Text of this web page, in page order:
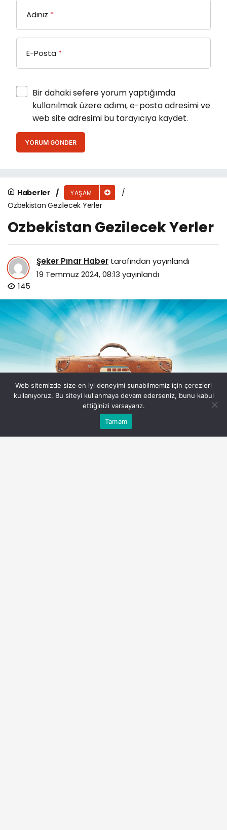
Adınız *
E-Posta *
Bir dahaki sefere yorum yaptığımda
kullanılmak üzere adımı, e-posta adresimi ve
web site adresimi bu tarayıcıya kaydet.
YORUM GÖNDER
Haberler YAŞAM
Ozbekistan Gezilecek Yerler
Ozbekistan Gezilecek Yerler
Şeker Pınar Haber tarafından yayınlandı
19 Temmuz 2024, 08:13 yayınlandı
145
Ozbekistan Gezilecek Yerler
Bu web sitesinde en iyi deneyimi yaşamanızı sağlamak
için çerezler kullanılmaktadır.
Eczaneler
Web sitemizde size en iyi deneyimi sunabilmemiz için çerezleri
kullanıyoruz. Bu siteyi kullanmaya devam ederseniz, bunu kabul
ettiğinizi varsayarız.
Tamam